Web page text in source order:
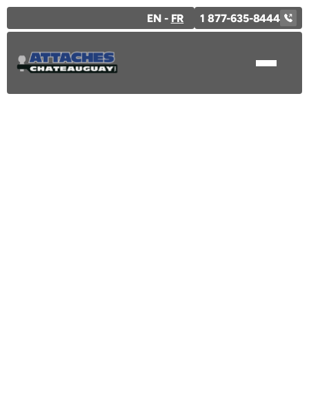
EN - FR 1 877-635-8444